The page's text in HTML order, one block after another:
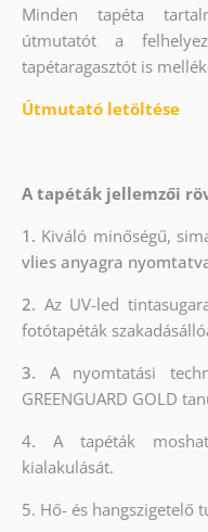
Minden tapéta
útmutatót a
tapétaragasztót is
Útmutató letöltése
A tapéták jellemzői
1. Kiváló minőségű,
vlies anyagra
2. Az UV-led
fotótapéták
3. A nyomtatási
GREENGUARD GOLD
4. A tapéták
kialakulását.
5. Hő- és hangszigetelő